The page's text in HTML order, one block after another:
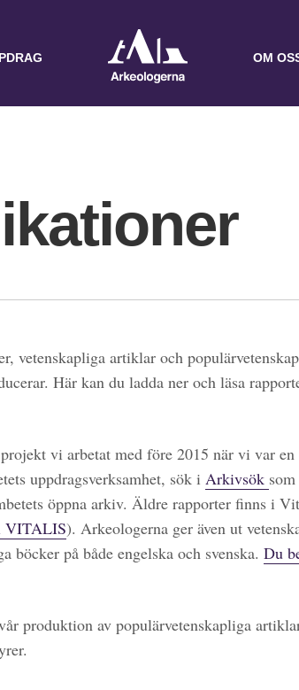
OM
vetenskapliga artiklar och
Här kan du ladda ner och läsa
vi arbetat med före 2015 när vi var en
uppdragsverksamhet, sök i Arkivsök som
öppna arkiv. Äldre rapporter finns i
VITALIS). Arkeologerna ger även ut
böcker på både engelska och svenska. Du
produktion av populärvetenskapliga